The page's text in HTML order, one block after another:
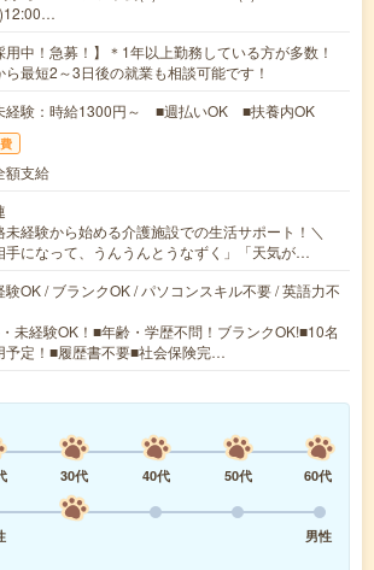
用中！急募！】＊1年以上勤務している方が多数！
ら最短2～3日後の就業も相談可能です！
経験：時給1300円～ ■週払いOK ■扶養内OK
額支給
未経験から始める介護施設での生活サポート！＼
手になって、うんうんとうなずく」「天気が…
験OK / ブランクOK / パソコンスキル不要 / 英語力不
未経験OK！■年齢・学歴不問！ブランクOK!■10名
予定！■履歴書不要■社会保険完…
30代 40代 50代
60代
男性